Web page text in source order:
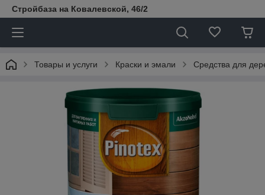
Стройбаза на Ковалевской, 46/2
Товары и услуги Краски и эмали Средства для